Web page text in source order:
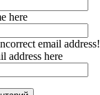
here
email address!
address here